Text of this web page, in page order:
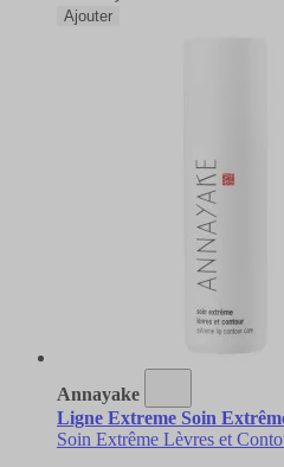
Ajouter
Annayake
Ligne Extreme Soin
Soin Extrême Lèvres et